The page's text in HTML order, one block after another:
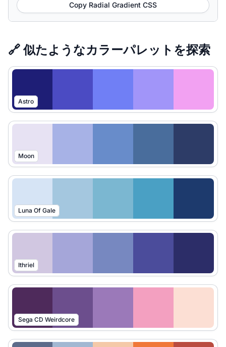
Copy Radial Gradient CSS
🔗 似たようなカラーパレットを探索
Astro
Moon
Luna Of Gale
Ithriel
Sega CD Weirdcore